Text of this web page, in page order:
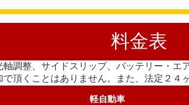
料金表
調整、サイドスリップ、バッテリー・エ
頂くことはありません。また、法定２４
軽自動車